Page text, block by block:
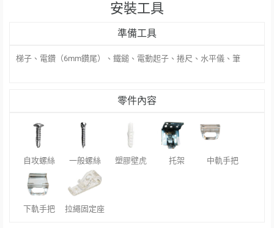
安裝工具
準備工具
梯子、電鑽（6mm鑽尾）、鐵鎚、電動起子、捲尺、水平儀、筆
零件內容
自攻螺絲 一般螺絲 塑膠壁虎 托架 中軌手把
下軌手把 拉繩固定座